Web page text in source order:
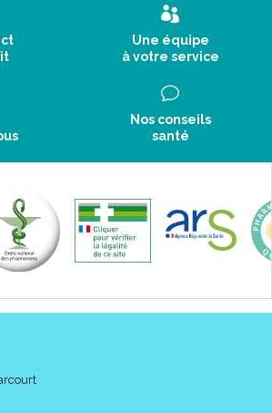
Une équipe
à votre service
Nos conseils
santé